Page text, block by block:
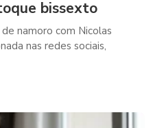
bissexto
namoro com Nicolas
nas redes sociais,